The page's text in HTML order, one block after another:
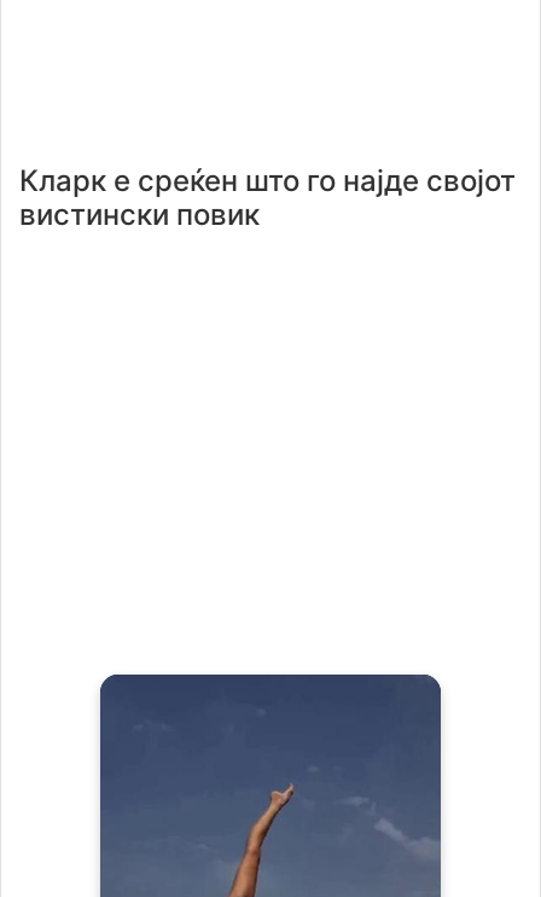
Кларк е среќен што го најде својот
вистински повик